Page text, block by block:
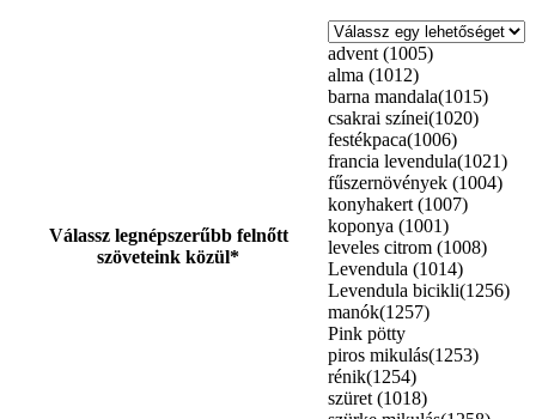
Válassz legnépszerűbb felnőtt
szöveteink közül*
advent (1005)
alma (1012)
barna mandala(1015)
csakrai színei(1020)
festékpaca(1006)
francia levendula(1021)
fűszernövények (1004)
konyhakert (1007)
koponya (1001)
leveles citrom (1008)
Levendula (1014)
Levendula bicikli(1256)
manók(1257)
Pink pötty
piros mikulás(1253)
rénik(1254)
szüret (1018)